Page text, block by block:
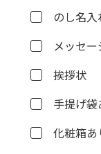
のし名
メッセ
挨拶状
手提げ袋
化粧箱あ